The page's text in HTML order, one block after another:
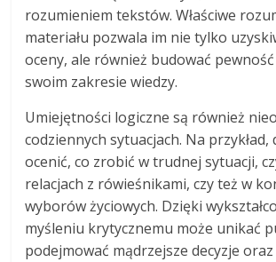
rozumieniem tekstów. Właściwe
materiału pozwala im nie tylko
oceny, ale również budować
swoim zakresie wiedzy.
Umiejętności logiczne są również
codziennych sytuacjach. Na
ocenić, co zrobić w trudnej sytuacji,
relacjach z rówieśnikami, czy też w
wyborów życiowych. Dzięki
myśleniu krytycznemu może unikać
podejmować mądrzejsze decyzje